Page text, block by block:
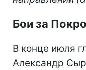
Бои за
В конце июля
Александр